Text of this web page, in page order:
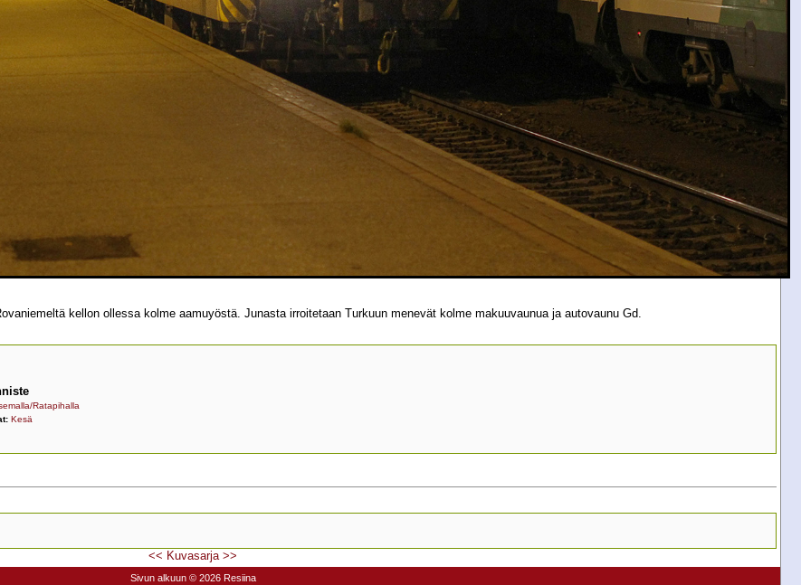
kellon ollessa kolme aamuyöstä. Junasta irroitetaan Turkuun menevät kolme makuuvaunua ja autovaunu Gd.
Ratapihalla
Kesä
<< Kuvasarja >>
Sivun alkuun © 2026 Resiina